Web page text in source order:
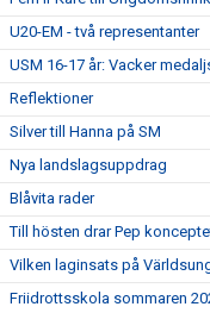
U20-EM - två representanter
USM 16-17 år: Vacker
Reflektioner
Silver till Hanna på SM
Nya landslagsuppdrag
Blåvita rader
Till hösten drar Pep
Vilken laginsats på
Friidrottsskola sommaren